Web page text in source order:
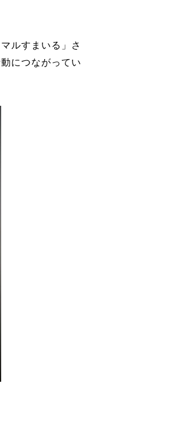
ルすまいる」さ
につながってい